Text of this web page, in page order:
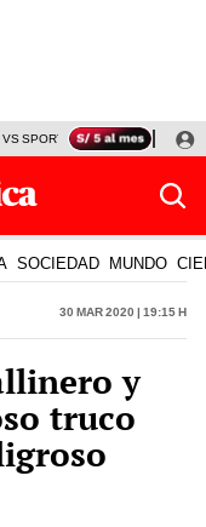
SPORT BOYS JORGE
SOCIEDAD MUNDO
30 Mar 2020 | 19:15 h
y
truco